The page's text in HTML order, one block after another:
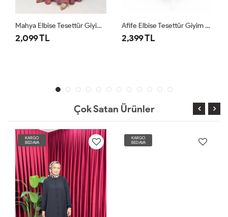
Mahya Elbise Tesettür Giyim Bordo
2,099 TL
Afife Elbise Tesettür Giyim Lacivert
2,399 TL
Çok Satan Ürünler
KARGO
BEDAVA
KARGO
BEDAVA